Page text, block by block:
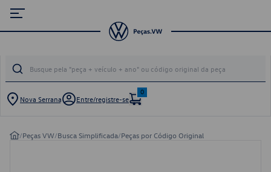
Nova Serrana Entre/registre-se
0
/Peças VW/Busca Simplificada/Peças por Código Original